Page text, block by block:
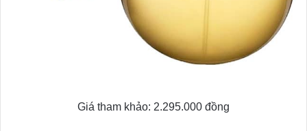
Giá tham khảo: 2.295.000 đồng